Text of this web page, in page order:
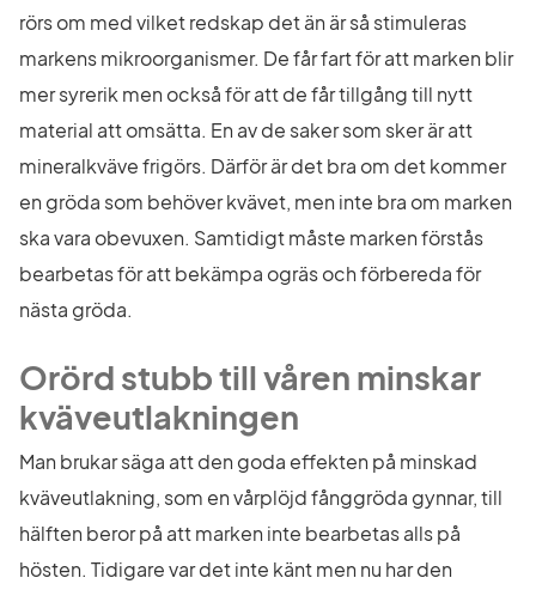
rörs om med vilket redskap det än är så stimuleras
markens mikroorganismer. De får fart för att marken blir
mer syrerik men också för att de får tillgång till nytt
material att omsätta. En av de saker som sker är att
mineralkväve frigörs. Därför är det bra om det kommer
en gröda som behöver kvävet, men inte bra om marken
ska vara obevuxen. Samtidigt måste marken förstås
bearbetas för att bekämpa ogräs och förbereda för
nästa gröda.
Orörd stubb till våren minskar
kväveutlakningen
Man brukar säga att den goda effekten på minskad
kväveutlakning, som en vårplöjd fånggröda gynnar, till
hälften beror på att marken inte bearbetas alls på
hösten. Tidigare var det inte känt men nu har den